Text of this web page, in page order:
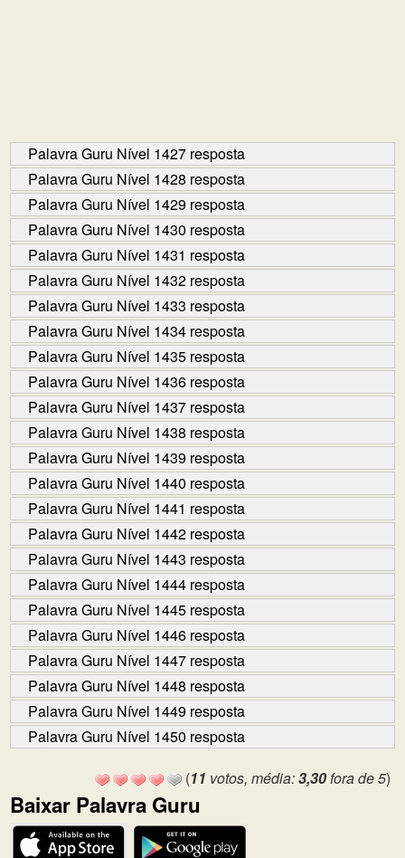
Palavra Guru Nível 1427 resposta
Palavra Guru Nível 1428 resposta
Palavra Guru Nível 1429 resposta
Palavra Guru Nível 1430 resposta
Palavra Guru Nível 1431 resposta
Palavra Guru Nível 1432 resposta
Palavra Guru Nível 1433 resposta
Palavra Guru Nível 1434 resposta
Palavra Guru Nível 1435 resposta
Palavra Guru Nível 1436 resposta
Palavra Guru Nível 1437 resposta
Palavra Guru Nível 1438 resposta
Palavra Guru Nível 1439 resposta
Palavra Guru Nível 1440 resposta
Palavra Guru Nível 1441 resposta
Palavra Guru Nível 1442 resposta
Palavra Guru Nível 1443 resposta
Palavra Guru Nível 1444 resposta
Palavra Guru Nível 1445 resposta
Palavra Guru Nível 1446 resposta
Palavra Guru Nível 1447 resposta
Palavra Guru Nível 1448 resposta
Palavra Guru Nível 1449 resposta
Palavra Guru Nível 1450 resposta
(11 votos, média:3,30fora de 5)
Baixar Palavra Guru